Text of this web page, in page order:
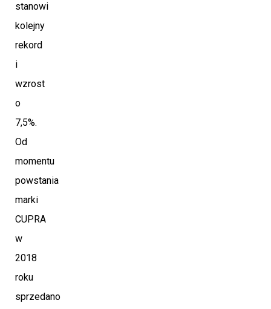
stanowi
kolejny
rekord
i
wzrost
o
7,5%.
Od
momentu
powstania
marki
CUPRA
w
2018
roku
sprzedano